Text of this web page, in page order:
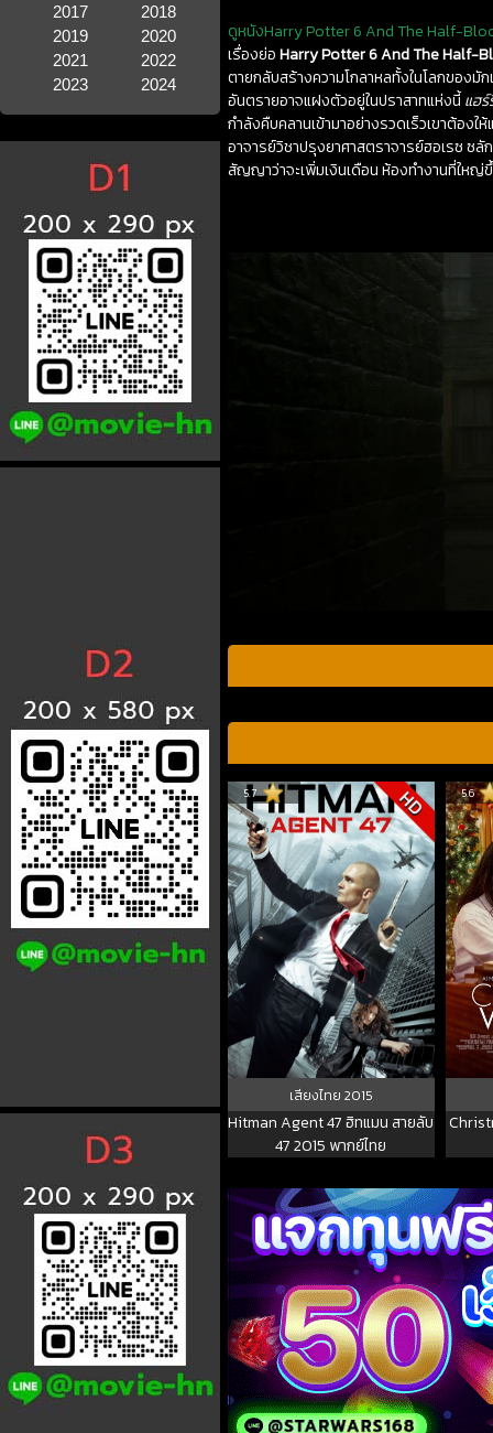
2017
2018
2019
2020
2021
2022
2023
2024
ดูหนังHarry Potter 6 And The Half-
เรื่องย่อHarry Potter 6 And The Half-
ตายกลับสร้างความโกลาหลทั้งในโลกของมั
อันตรายอาจแฝงตัวอยู่ในปราสาทแห่งนี้แฮ
กำลังคืบคลานเข้ามาอย่างรวดเร็วเขาต้อ
อาจารย์วิชาปรุงยาศาสตราจารย์ฮอเรซ ซ
สัญญาว่าจะเพิ่มเงินเดือน ห้องทำงานที่ใหญ่
5.7 HD
เสียงไทย 2015
Hitman Agent 47 ฮิทแมน สายลับ
47 2015 พากย์ไทย
5.6